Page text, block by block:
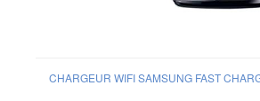
CHARGEUR WIFI SAMSUNG FAST